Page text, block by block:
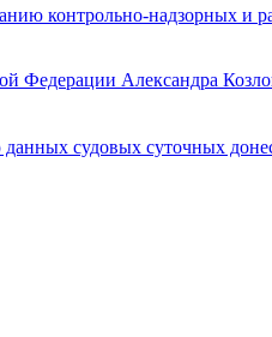
контрольно-надзорных и
Федерации Александра
данных судовых суточных